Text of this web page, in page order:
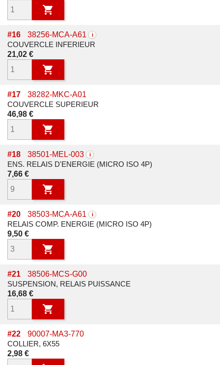

#16 38256-MCA-A61 i
COUVERCLE INFERIEUR
Prix
21,02 €

#17
38282-MKC-A01
COUVERCLE SUPERIEUR
Prix
46,98 €

#18 38501-MEL-003 i
ENS. RELAIS D'ENERGIE (MICRO ISO 4P)
Prix
7,66 €

#20 38503-MCA-A61 i
RELAIS COMP. ENERGIE (MICRO ISO 4P)
Prix
9,50 €

#21
38506-MCS-G00
SUSPENSION, RELAIS PUISSANCE
Prix
16,68 €

#22
90007-MA3-770
COLLIER, 6X55
Prix
2,98 €